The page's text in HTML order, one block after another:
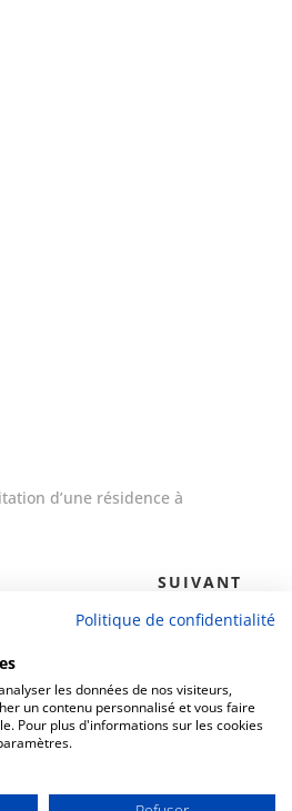
d’une résidence à
SUIVANT
pour les copropriétés
Politique de confidentialité
les données de nos visiteurs,
un contenu personnalisé et vous faire
Pour plus d'informations sur les cookies